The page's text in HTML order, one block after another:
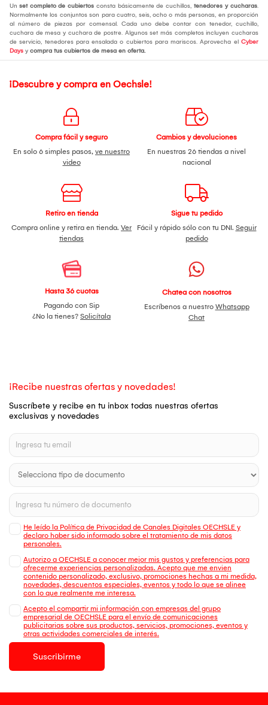
Un set completo de cubiertos consta básicamente de cuchillos, tenedores y cucharas.
Normalmente los conjuntos son para cuatro, seis, ocho o más personas, en proporción
al número de piezas por comensal. Cada uno debe contar con tenedor, cuchillo,
cuchara de mesa y cuchara de postre. Algunos set más completos incluyen cucharas
de servicio, tenedores para ensalada o cubiertos para mariscos. Aprovecha el Cyber
Days y compra tus cubiertos de mesa en oferta.
¡Descubre y compra en Oechsle!
Compra fácil y seguro
En solo 6 simples pasos, ve nuestro
video
Cambios y devoluciones
En nuestras 26 tiendas a nivel
nacional
Retiro en tienda
Compra online y retira en tienda. Ver
tiendas
Sigue tu pedido
Fácil y rápido sólo con tu DNI. Seguir
pedido
Hasta 36 cuotas
Pagando con Sip
¿No la tienes? Solicítala
Chatea con nosotros
Escríbenos a nuestro Whatsapp
Chat
¡Recibe nuestras ofertas y novedades!
Suscríbete y recibe en tu inbox todas nuestras ofertas
exclusivas y novedades
He leído la Política de Privacidad de Canales Digitales OECHSLE y
declaro haber sido informado sobre el tratamiento de mis datos
personales.
Autorizo a OECHSLE a conocer mejor mis gustos y preferencias para
ofrecerme experiencias personalizadas. Acepto que me envien
contenido personalizado, exclusivo, promociones hechas a mi medida,
novedades, descuentos especiales, eventos y todo lo que se alinee
con lo que realmente me interesa.
Acepto el compartir mi información con empresas del grupo
empresarial de OECHSLE para el envío de comunicaciones
publicitarias sobre sus productos, servicios, promociones, eventos y
otras actividades comerciales de interés.
Suscribirme